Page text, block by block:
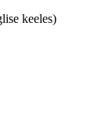
keeles)